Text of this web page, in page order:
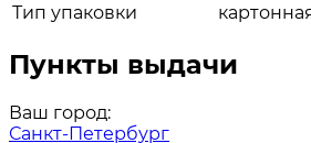
Тип упаковки
Пункты выдачи
Ваш город:
Санкт-Петербург